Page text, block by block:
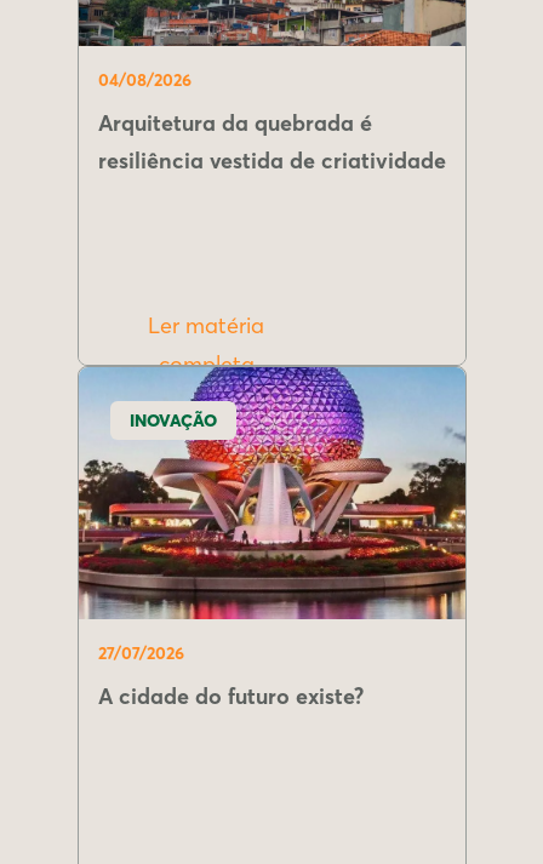
04/08/2026
Arquitetura da quebrada é
resiliência vestida de criatividade
Ler matéria
completa
INOVAÇÃO
27/07/2026
A cidade do futuro existe?